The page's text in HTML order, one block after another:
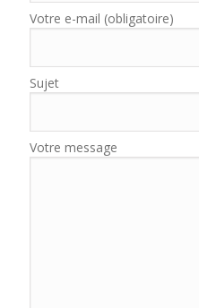
Votre e-mail (obligatoire)
Sujet
Votre message